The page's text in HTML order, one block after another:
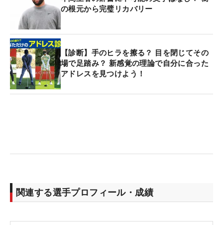
の根元から完璧リカバリー
【診断】手のヒラを擦る？ 目を閉じてその
場で足踏み？ 新感覚の理論で自分に合った
アドレスを見つけよう！
関連する選手プロフィール・成績